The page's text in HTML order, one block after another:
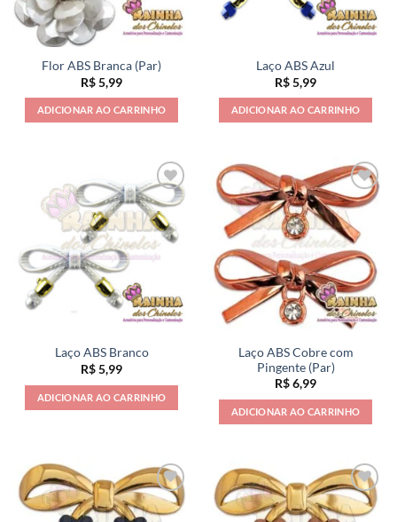
Flor ABS Branca (Par)
R$5,99
ADICIONAR AO CARRINHO
Laço ABS Azul
R$5,99
ADICIONAR AO CARRINHO
Laço ABS Branco
R$5,99
ADICIONAR AO CARRINHO
Laço ABS Cobre com
Pingente (Par)
R$6,99
ADICIONAR AO CARRINHO